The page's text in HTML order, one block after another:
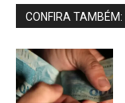
CONFIRA TAMBÉM: